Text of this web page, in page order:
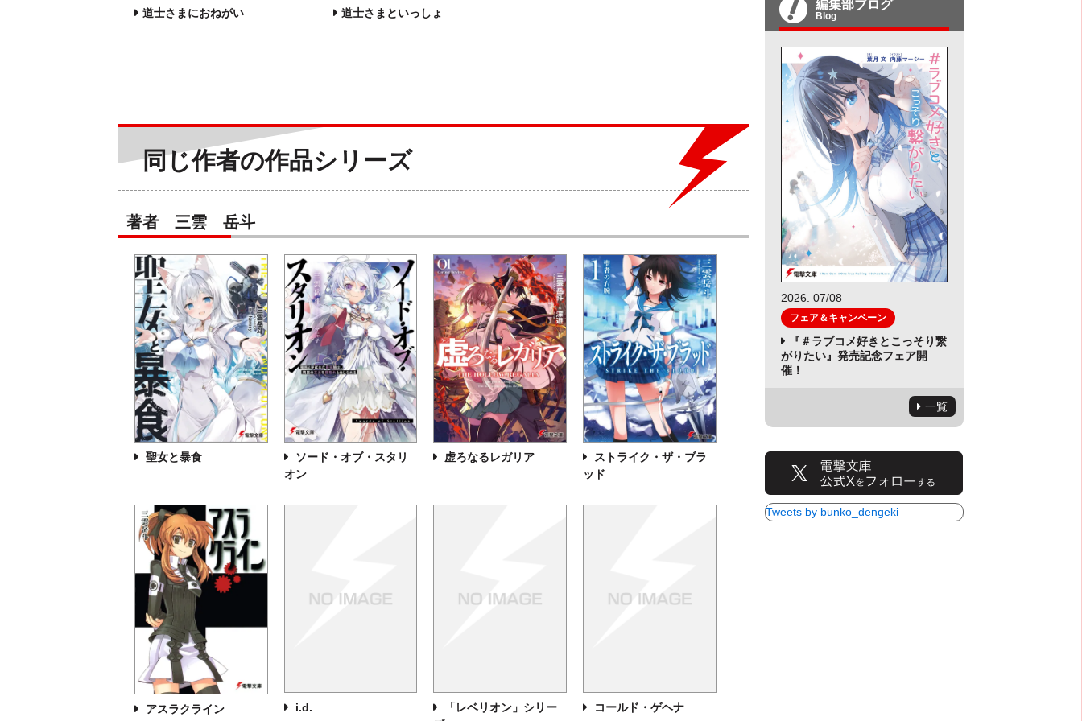
道士さまにおねがい 道士さまといっしょ
同じ作者の作品シリーズ
著者 三雲 岳斗
聖女と暴食
ソード・オブ・スタリ
オン
虚ろなるレガリア
ストライク・ザ・ブラ
ッド
アスラクライン i.d.
「レベリオン」シリー
コールド・ゲヘナ
編集部ブログ
Blog
2026. 07/08
フェア＆キャンペーン
『＃ラブコメ好きとこっそり繋
がりたい』発売記念フェア開
催！
一覧
Tweets by bunko_dengeki